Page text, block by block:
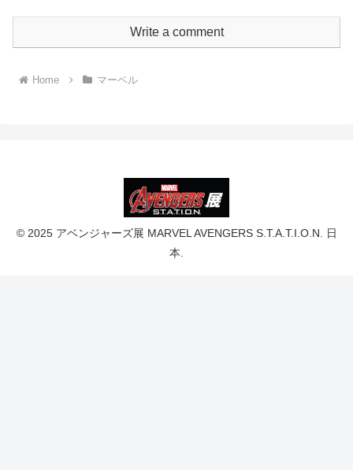
Write a comment
Home マーベル
© 2025 アベンジャーズ展 MARVEL AVENGERS S.T.A.T.I.O.N. 日
本.